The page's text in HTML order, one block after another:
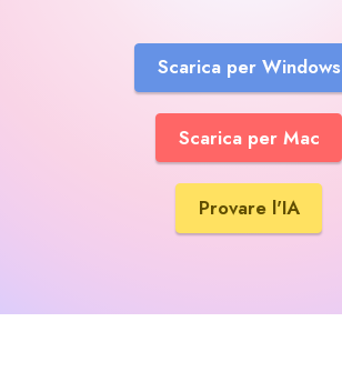
Scarica per Windows
Scarica per Mac
Provare l'IA